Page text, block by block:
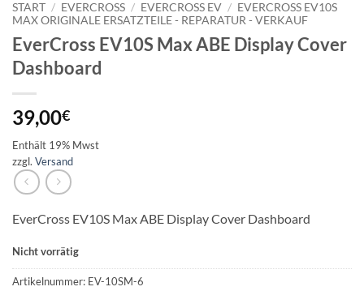
START / EVERCROSS / EVERCROSS EV / EVERCROSS EV10S
MAX ORIGINALE ERSATZTEILE - REPARATUR - VERKAUF
EverCross EV10S Max ABE Display Cover
Dashboard
39,00€
Enthält 19% Mwst
zzgl. Versand
EverCross EV10S Max ABE Display Cover Dashboard
Nicht vorrätig
Artikelnummer: EV-10SM-6